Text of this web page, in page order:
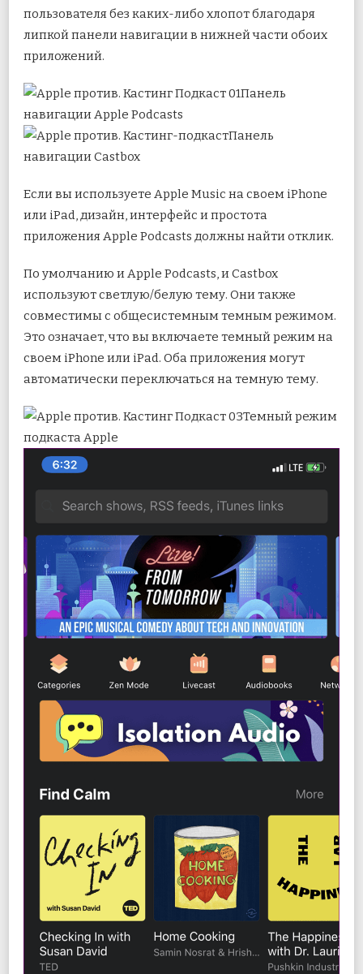
пользователя без каких-либо хлопот благодаря
липкой панели навигации в нижней части обоих
приложений.
Панель
навигации Apple Podcasts
Панель
навигации Castbox
Если вы используете Apple Music на своем iPhone
или iPad, дизайн, интерфейс и простота
приложения Apple Podcasts должны найти отклик.
По умолчанию и Apple Podcasts, и Castbox
используют светлую/белую тему. Они также
совместимы с общесистемным темным режимом.
Это означает, что вы включаете темный режим на
своем iPhone или iPad. Оба приложения могут
автоматически переключаться на темную тему.
Темный режим
подкаста Apple